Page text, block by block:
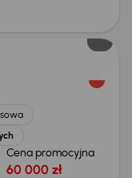
Cena promocyjna
60 000 zł